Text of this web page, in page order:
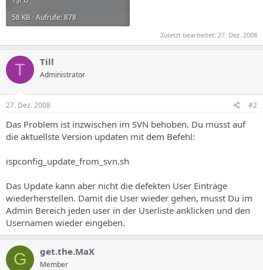
58 KB · Aufrufe: 878
Zuletzt bearbeitet: 27. Dez. 2008
T Till
Administrator
27. Dez. 2008 #2
Das Problem ist inzwischen im SVN behoben. Du musst auf
die aktuellste Version updaten mit dem Befehl:
ispconfig_update_from_svn.sh
Das Update kann aber nicht die defekten User Einträge
wiederherstellen. Damit die User wieder gehen, musst Du im
Admin Bereich jeden user in der Userliste anklicken und den
Usernamen wieder eingeben.
G get.the.MaX
Member